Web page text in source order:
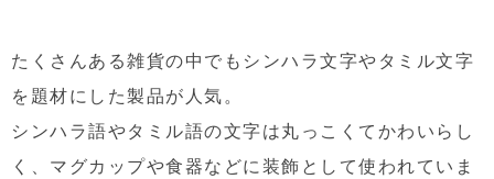
たくさんある雑貨の中でもシンハラ文字やタミル文字
を題材にした製品が人気。
シンハラ語やタミル語の文字は丸っこくてかわいらし
く、マグカップや食器などに装飾として使われていま